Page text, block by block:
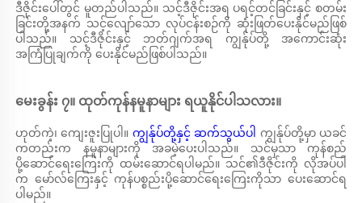
ဒီဇိုင်းပေါ်တွင် မူတည်ပါသည်။ သင့်ဒီဇိုင်းအရ ပရင့်တင်ခြင်းနှင့် စတမ်း
ခြင်းတို့အနက် သင့်လျော်သော လုပ်ငန်းစဉ်ကို ဆုံးဖြတ်ပေးနိုင်မည်ဖြစ်
ပါသည်။ သင့်ဒီဇိုင်းနှင့် ဘတ်ဂျက်အရ ကျွန်ုပ်တို့ အကောင်းဆုံး
အကြံပြုချက်ကို ပေးနိုင်မည်ဖြစ်ပါသည်။
မေးခွန်း ၇။ ထုတ်ကုန်နမူနာများ ရယူနိုင်ပါသလား။
ဟုတ်ကဲ့၊ ကျေးဇူးပြုပါ။ ကျွန်ုပ်တို့နှင့် ဆက်သွယ်ပါ ကျွန်ုပ်တို့မှာ ယခင်
ကတည်းက နမူနာများကို အခမဲ့ပေးပါသည်။ သင်မှသာ ကုန်စည်
ပို့ဆောင်ရေးကြေးကို ထမ်းဆောင်ရပါမည်။ သင်၏ဒီဇိုင်းကို လိုအပ်ပါ
က မော်လ်ကြေးနှင့် ကုန်ပစ္စည်းပို့ဆောင်ရေးကြေးကိုသာ ပေးဆောင်ရ
ပါမည်။